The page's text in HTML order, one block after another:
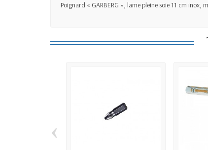
Poignard « GARBERG », lame pleine soie 11 cm
‹